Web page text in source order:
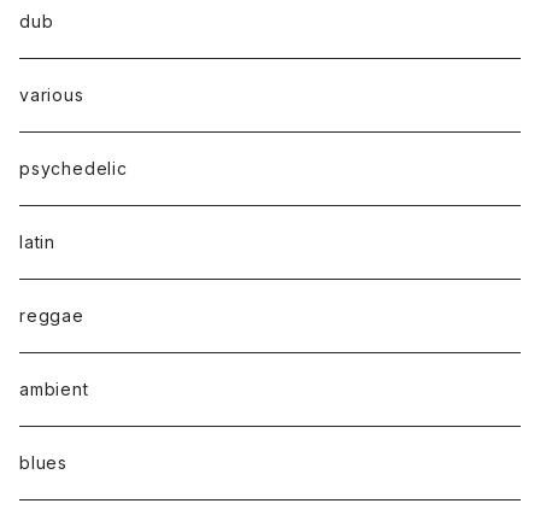
dub
various
psychedelic
latin
reggae
ambient
blues